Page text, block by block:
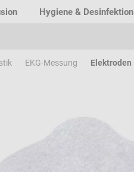
Hygiene & Desinfektion
EKG-Messung Elektroden